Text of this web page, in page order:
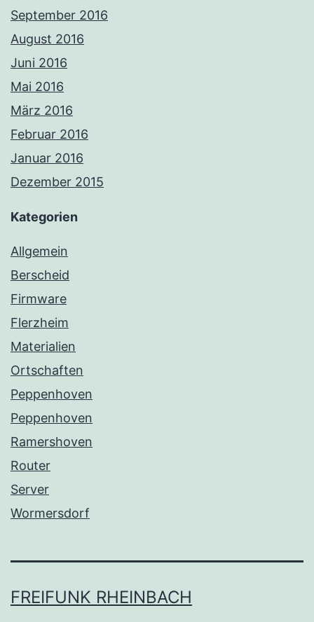
September 2016
August 2016
Juni 2016
Mai 2016
März 2016
Februar 2016
Januar 2016
Dezember 2015
Kategorien
Allgemein
Berscheid
Firmware
Flerzheim
Materialien
Ortschaften
Peppenhoven
Peppenhoven
Ramershoven
Router
Server
Wormersdorf
FREIFUNK RHEINBACH